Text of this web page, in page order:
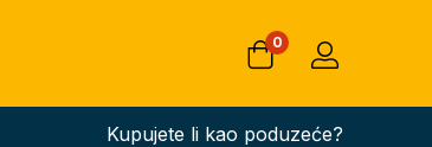
0
Kupujete li kao poduzeće?